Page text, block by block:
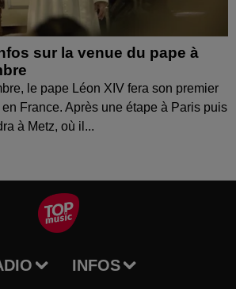
sur la venue du pape à
le pape Léon XIV fera son premier
France. Après une étape à Paris puis
à Metz, où il...
INFOS